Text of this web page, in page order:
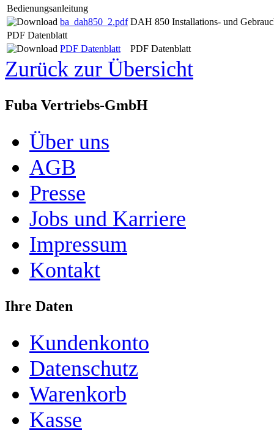
Bedienungsanleitung
ba_dah850_2.pdf DAH 850 Installations- und
PDF Datenblatt
PDF Datenblatt
PDF Datenblatt
Zurück zur Übersicht
Fuba Vertriebs-GmbH
Über uns
AGB
Presse
Jobs und Karriere
Impressum
Kontakt
Ihre Daten
Kundenkonto
Datenschutz
Warenkorb
Kasse